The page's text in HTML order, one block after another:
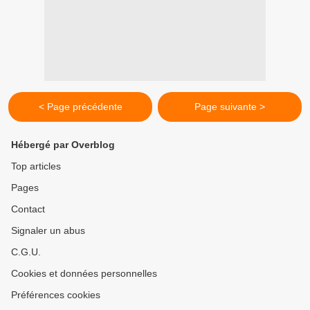
< Page précédente Page suivante >
Hébergé par Overblog
Top articles
Pages
Contact
Signaler un abus
C.G.U.
Cookies et données personnelles
Préférences cookies